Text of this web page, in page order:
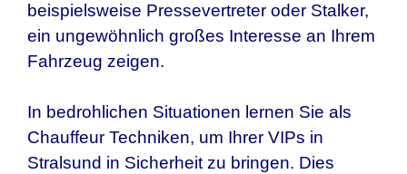
beispielsweise Pressevertreter oder Stalker,
ein ungewöhnlich großes Interesse an Ihrem
Fahrzeug zeigen.
In bedrohlichen Situationen lernen Sie als
Chauffeur Techniken, um Ihrer VIPs in
Stralsund in Sicherheit zu bringen. Dies